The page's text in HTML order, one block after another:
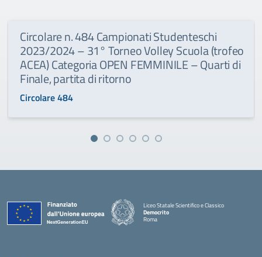
Circolare n. 484 Campionati Studenteschi
2023/2024 – 31° Torneo Volley Scuola (trofeo
ACEA) Categoria OPEN FEMMINILE – Quarti di
Finale, partita di ritorno
Circolare 484
Liceo Statale Scientifico e Classico
Democrito
Roma